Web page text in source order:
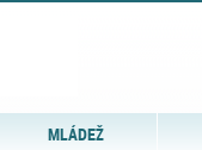
MLÁDEŽ